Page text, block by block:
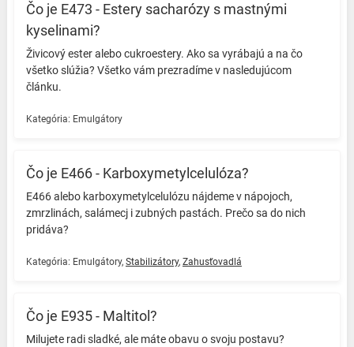
Čo je E473 - Estery sacharózy s mastnými
kyselinami?
Živicový ester alebo cukroestery. Ako sa vyrábajú a na čo
všetko slúžia? Všetko vám prezradíme v nasledujúcom
článku. ️
Kategória: Emulgátory
Čo je E466 - Karboxymetylcelulóza?
E466 alebo karboxymetylcelulózu nájdeme v nápojoch,
zmrzlinách, salámecj i zubných pastách. Prečo sa do nich
pridáva? ️
Kategória: Emulgátory, Stabilizátory, Zahusťovadlá
Čo je E935 - Maltitol?
Milujete radi sladké, ale máte obavu o svoju postavu?